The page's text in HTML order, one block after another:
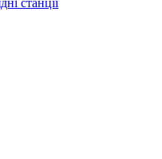
станції